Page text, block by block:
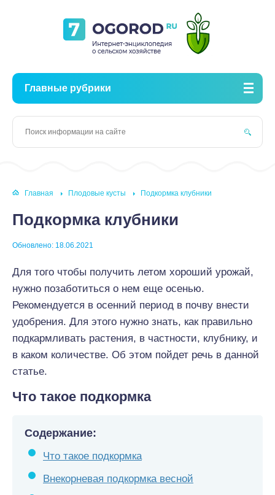
Главные рубрики
Главная Плодовые кусты Подкормка клубники
Подкормка клубники
Обновлено: 18.06.2021
Для того чтобы получить летом хороший урожай,
нужно позаботиться о нем еще осенью.
Рекомендуется в осенний период в почву внести
удобрения. Для этого нужно знать, как правильно
подкармливать растения, в частности, клубнику, и
в каком количестве. Об этом пойдет речь в данной
статье.
Что такое подкормка
Содержание:
Что такое подкормка
Внекорневая подкормка весной